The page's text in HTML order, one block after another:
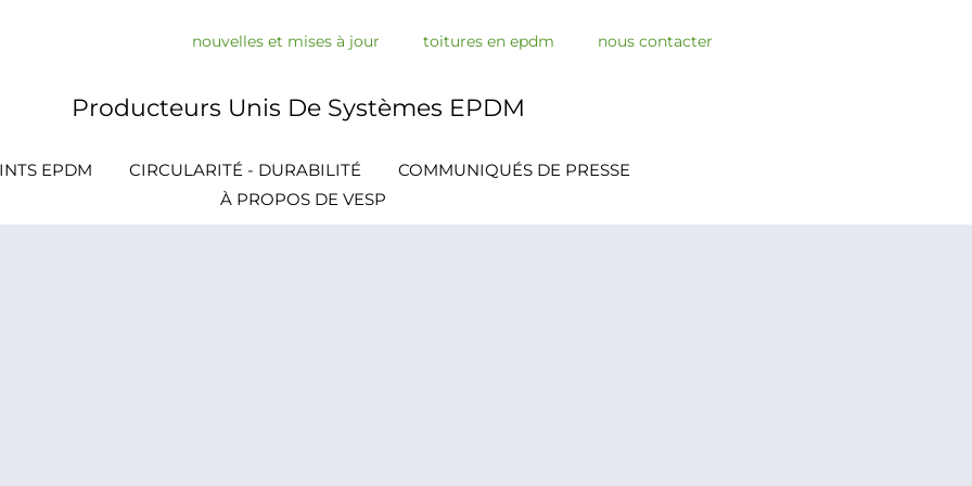
nouvelles et mises à jour toitures en epdm nous contacter
Producteurs Unis De Systèmes EPDM
EPDM CIRCULARITÉ - DURABILITÉ
COMMUNIQUÉS DE PRESSE
À PROPOS DE VESP